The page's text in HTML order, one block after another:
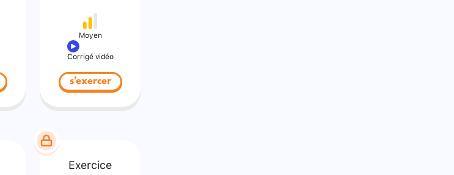
Moyen
Corrigé vidéo
s'exercer
Exercice